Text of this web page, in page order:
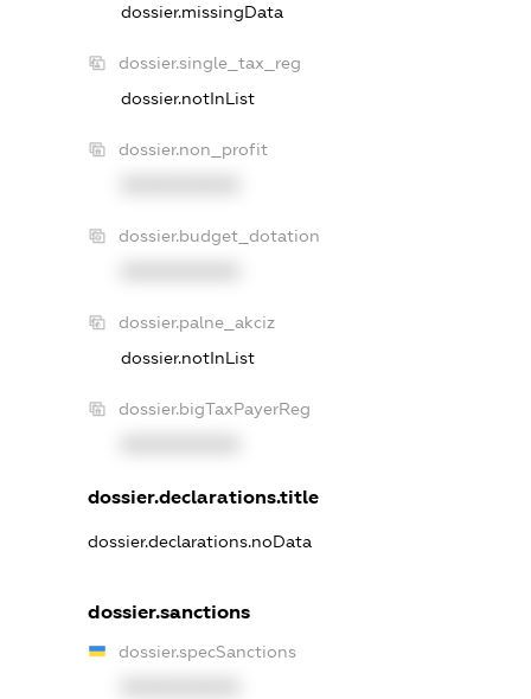
dossier.missingData
dossier.single_tax_reg
dossier.notInList
dossier.non_profit
dossier.budget_dotation
dossier.palne_akciz
dossier.notInList
dossier.bigTaxPayerReg
dossier.declarations.title
dossier.declarations.noData
dossier.sanctions
dossier.specSanctions